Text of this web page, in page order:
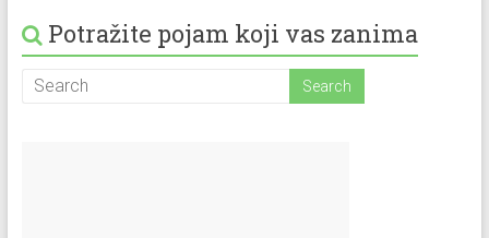
Potražite pojam koji vas zanima